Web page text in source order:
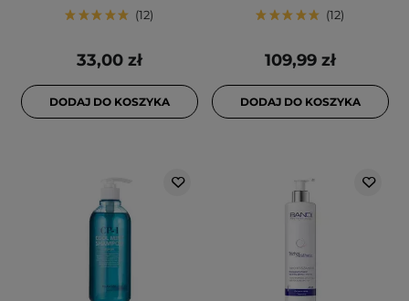
12
33,00 zł
DODAJ DO KOSZYKA
12
109,99 zł
DODAJ DO KOSZYKA